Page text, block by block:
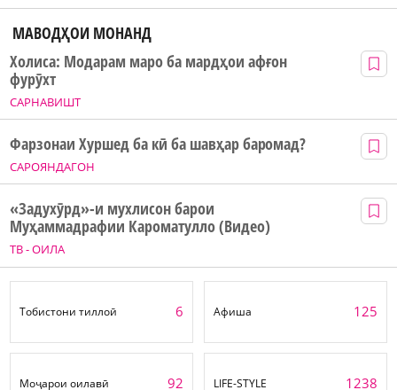
МАВОДҲОИ МОНАНД
САРНАВИШТ
Холиса: Модарам маро ба мардҳои афғон
фурӯхт
САРОЯНДАГОН
Фарзонаи Хуршед ба кӣ ба шавҳар баромад?
ТВ - ОИЛА
«Задухӯрд»-и мухлисон барои
Муҳаммадрафии Кароматулло (Видео)
Тобистони тиллоӣ 6 Афиша 125
Моҷарои оилавӣ 92 LIFE-STYLE 1238